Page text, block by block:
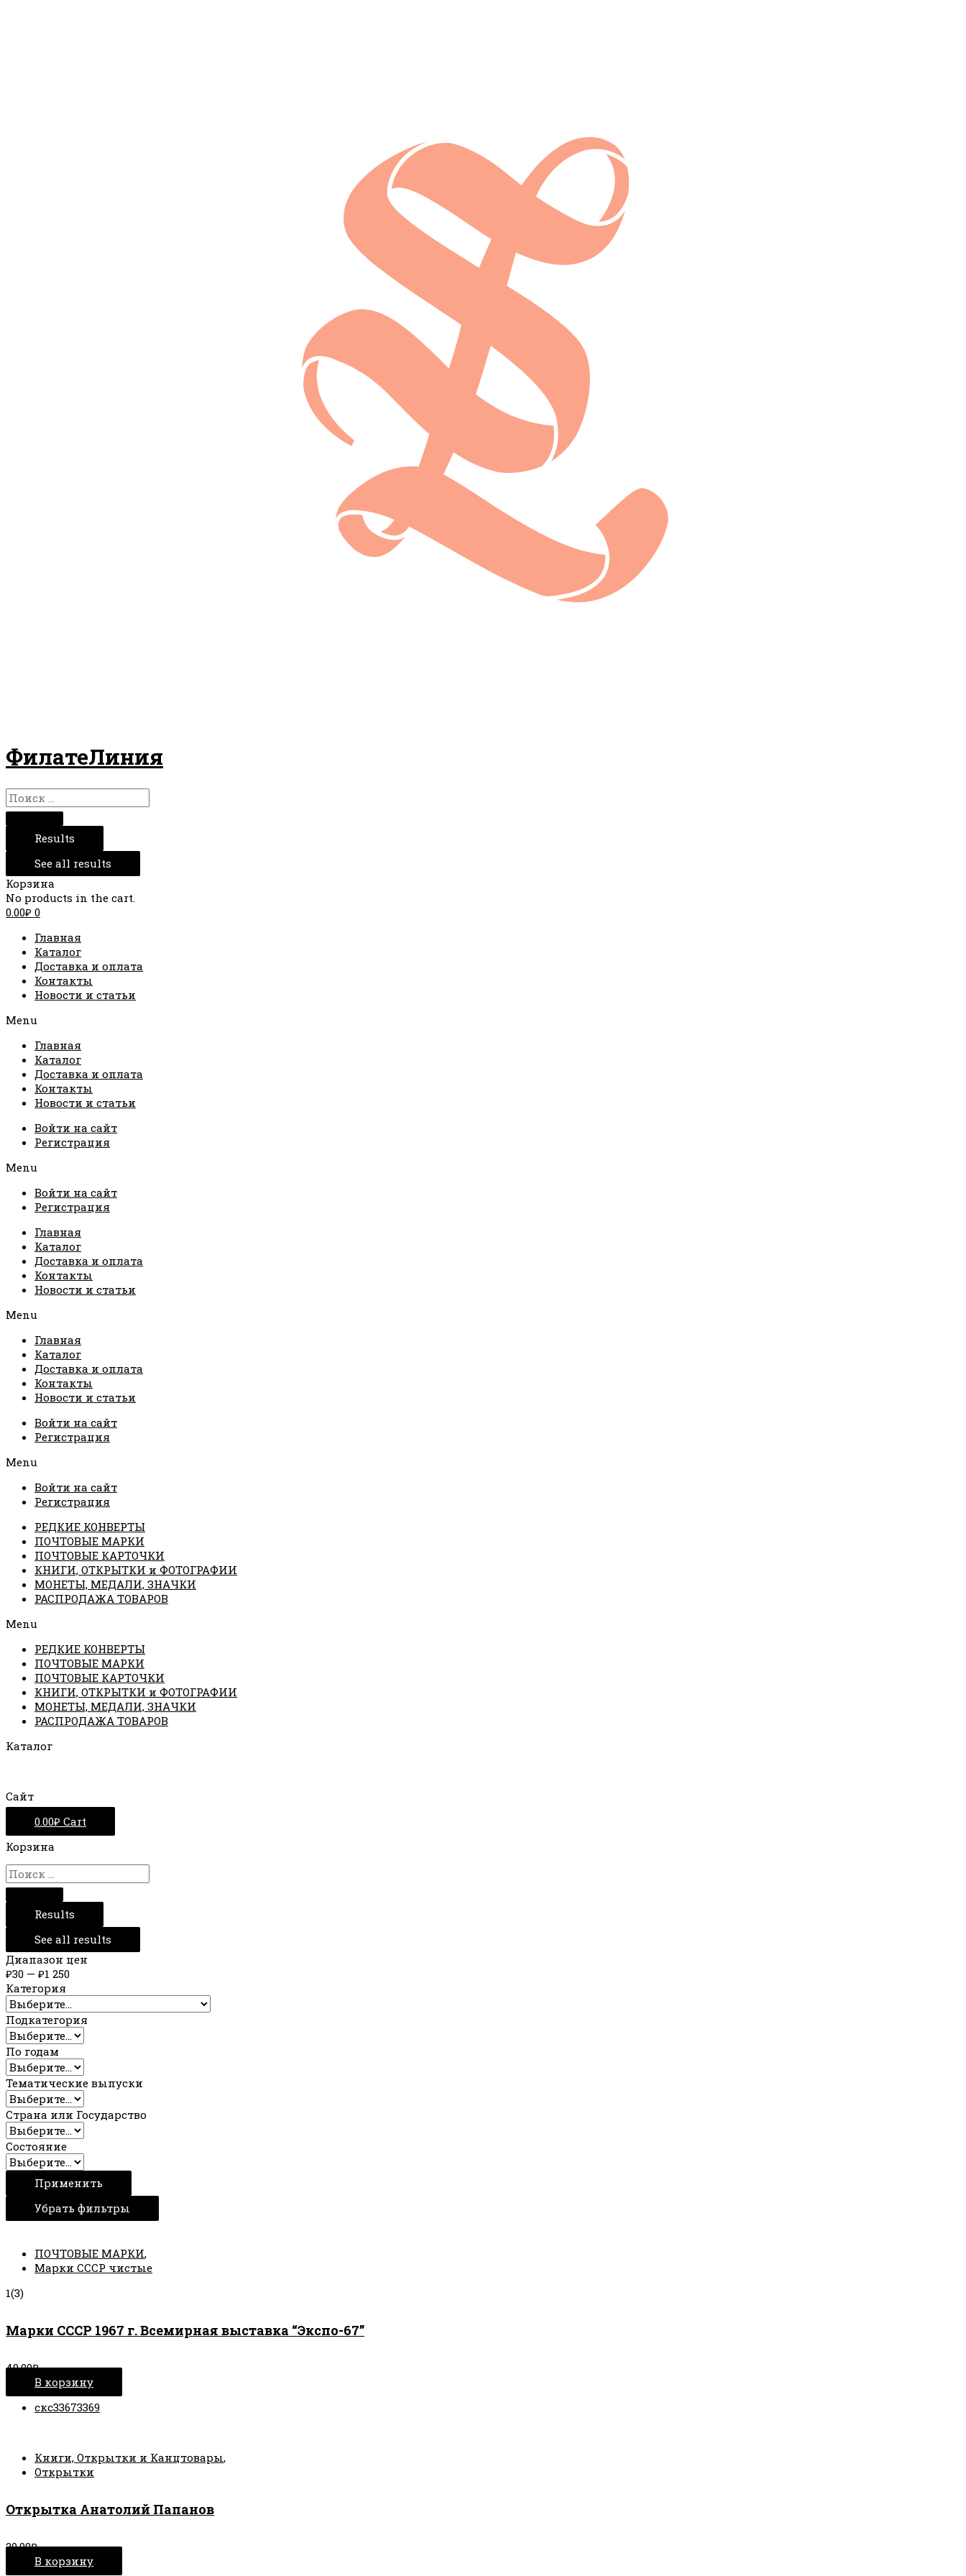
ФилатеЛиния
Results
See all results
Корзина
No products in the cart.
0.00₽ 0
Главная
Каталог
Доставка и оплата
Контакты
Новости и статьи
Menu
Главная
Каталог
Доставка и оплата
Контакты
Новости и статьи
Войти на сайт
Регистрация
Menu
Войти на сайт
Регистрация
Главная
Каталог
Доставка и оплата
Контакты
Новости и статьи
Menu
Главная
Каталог
Доставка и оплата
Контакты
Новости и статьи
Войти на сайт
Регистрация
Menu
Войти на сайт
Регистрация
РЕДКИЕ КОНВЕРТЫ
ПОЧТОВЫЕ МАРКИ
ПОЧТОВЫЕ КАРТОЧКИ
КНИГИ, ОТКРЫТКИ и ФОТОГРАФИИ
МОНЕТЫ, МЕДАЛИ, ЗНАЧКИ
РАСПРОДАЖА ТОВАРОВ
Menu
РЕДКИЕ КОНВЕРТЫ
ПОЧТОВЫЕ МАРКИ
ПОЧТОВЫЕ КАРТОЧКИ
КНИГИ, ОТКРЫТКИ и ФОТОГРАФИИ
МОНЕТЫ, МЕДАЛИ, ЗНАЧКИ
РАСПРОДАЖА ТОВАРОВ
Каталог
Сайт
0.00₽ Cart
Корзина
Results
See all results
Диапазон цен
₽30 — ₽1 250
Категория
Подкатегория
По годам
Тематические выпуски
Страна или Государство
Состояние
Применить
Убрать фильтры
ПОЧТОВЫЕ МАРКИ,
Марки СССР чистые
1(3)
Марки СССР 1967 г. Всемирная выставка “Экспо-67”
49.00₽
В корзину
скс33673369
Книги, Открытки и Канцтовары,
Открытки
Открытка Анатолий Папанов
20.00₽
В корзину